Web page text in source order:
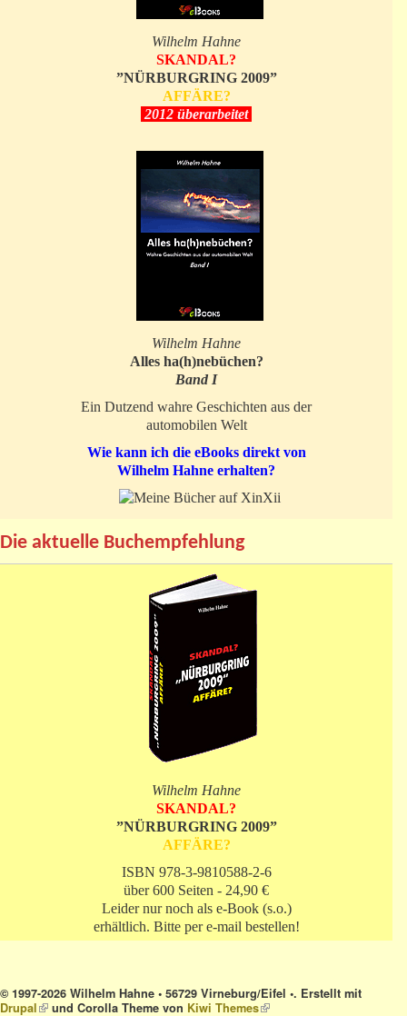
Wilhelm Hahne
SKANDAL?
”NÜRBURGRING 2009”
AFFÄRE?
2012 überarbeitet
Wilhelm Hahne
Alles ha(h)nebüchen?
Band I
Ein Dutzend wahre Geschichten aus der
automobilen Welt
Wie kann ich die eBooks direkt von
Wilhelm Hahne erhalten?
Die aktuelle Buchempfehlung
Wilhelm Hahne
SKANDAL?
”NÜRBURGRING 2009”
AFFÄRE?
ISBN 978-3-9810588-2-6
über 600 Seiten - 24,90 €
Leider nur noch als e-Book (s.o.)
erhältlich. Bitte per e-mail bestellen!
© 1997-2026 Wilhelm Hahne • 56729 Virneburg/Eifel •. Erstellt mit
Drupal(link is external)
und Corolla Theme von Kiwi Themes(link is external)